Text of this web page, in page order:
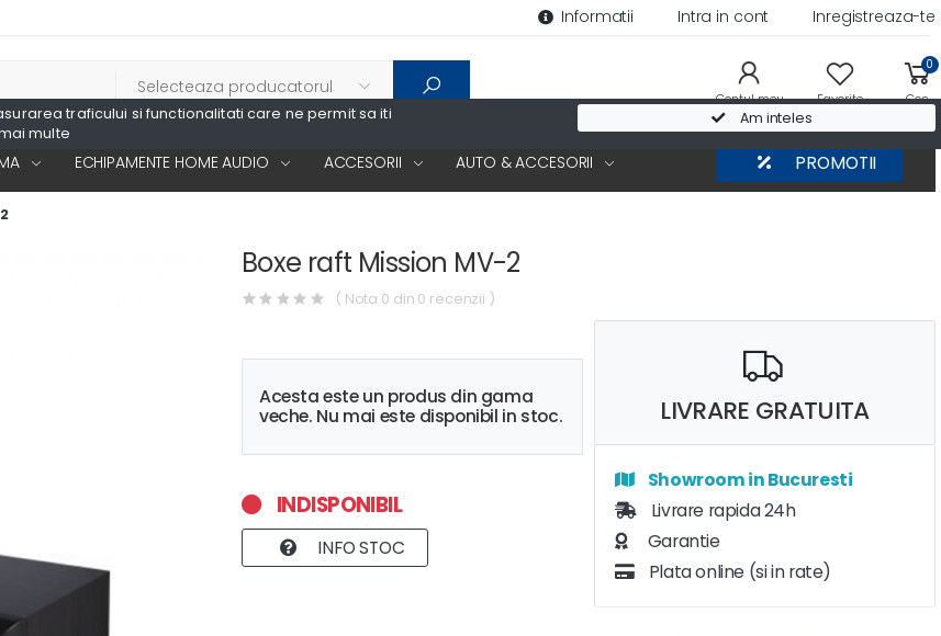
traficului si functionalitati care ne permit sa iti
multe
Am inteles
Informatii Intra in cont Inregistreaza-te
Contul meu Favorite
0
Cos
ECHIPAMENTE HOME AUDIO ACCESORII AUTO & ACCESORII PROMOTII
Boxe raft Mission MV-2
( Nota 0 din 0 recenzii )
Acesta este un produs din gama
veche. Nu mai este disponibil in stoc.
INDISPONIBIL
INFO STOC
LIVRARE GRATUITA
Showroom in Bucuresti
Livrare rapida 24h
Garantie
Plata online (si in rate)